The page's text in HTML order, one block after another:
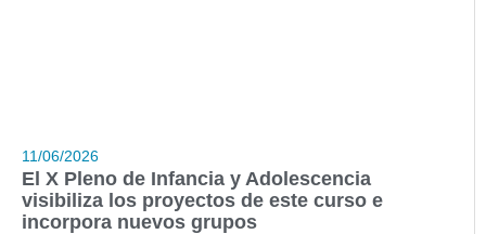
11/06/2026
El X Pleno de Infancia y Adolescencia
visibiliza los proyectos de este curso e
incorpora nuevos grupos